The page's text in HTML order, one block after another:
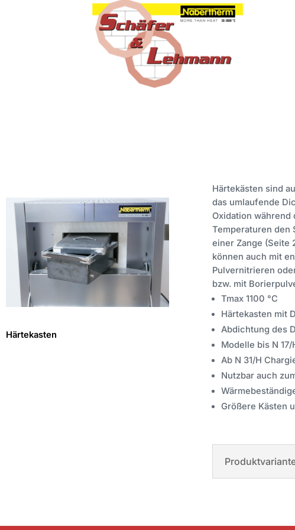
Härtekasten
Härtekästen sind
das umlaufende
Oxidation während
Temperaturen den
einer Zange (Seite
können auch mit
Pulvernitrieren
bzw. mit
Tmax 1100 °C
Härtekasten mit
Abdichtung des
Modelle bis N
Ab N 31/H
Nutzbar auch
Größere Kästen